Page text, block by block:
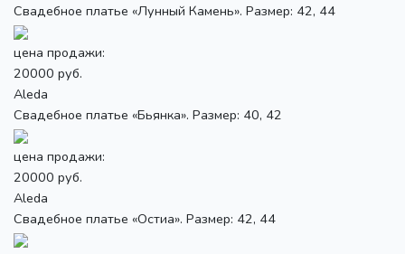
Свадебное платье «Лунный Камень». Размер: 42, 44
цена продажи:
20000 руб.
Aleda
Свадебное платье «Бьянка». Размер: 40, 42
цена продажи:
20000 руб.
Aleda
Свадебное платье «Остиа». Размер: 42, 44